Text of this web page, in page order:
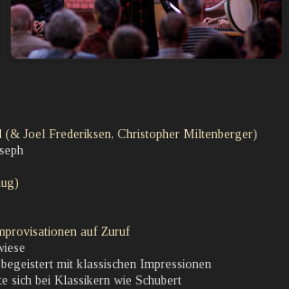
Joel Frederiksen, Christopher Miltenberger)
auf Zuruf
begeistert mit klassischen Impressionen
sich bei Klassikern wie Schubert